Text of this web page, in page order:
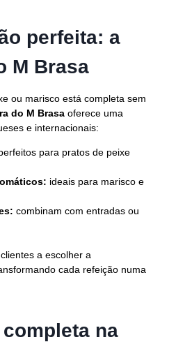
perfeita: a
M Brasa
ou marisco está completa sem
do M Brasa oferece uma
e internacionais:
para pratos de peixe
ideais para marisco e
combinam com entradas ou
a escolher a
cada refeição numa
na